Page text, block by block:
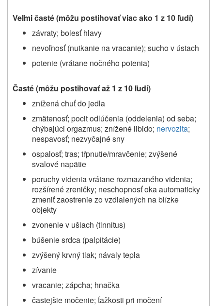
Veľmi časté (môžu postihovať viac ako 1 z 10 ľudí)
závraty; bolesť hlavy
nevoľnosť (nutkanie na vracanie); sucho v ústach
potenie (vrátane nočného potenia)
Časté (môžu postihovať až 1 z 10 ľudí)
znížená chuť do jedla
zmätenosť; pocit odlúčenia (oddelenia) od seba;
chýbajúci orgazmus; znížené libido; nervozita;
nespavosť; nezvyčajné sny
ospalosť; tras; tŕpnutie/mravčenie; zvýšené
svalové napätie
poruchy videnia vrátane rozmazaného videnia;
rozšírené zreničky; neschopnosť oka automaticky
zmeniť zaostrenie zo vzdialených na blízke
objekty
zvonenie v ušiach (tinnitus)
búšenie srdca (palpitácie)
zvýšený krvný tlak; návaly tepla
zívanie
vracanie; zápcha; hnačka
častejšie močenie; ťažkosti pri močení